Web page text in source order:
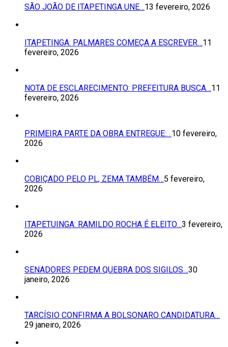
SÃO JOÃO DE ITAPETINGA UNE…13 fevereiro, 2026
ITAPETINGA: PALMARES COMEÇA A ESCREVER…11
fevereiro, 2026
NOTA DE ESCLARECIMENTO: PREFEITURA BUSCA…11
fevereiro, 2026
PRIMEIRA PARTE DA OBRA ENTREGUE:…10 fevereiro,
2026
COBIÇADO PELO PL, ZEMA TAMBÉM…5 fevereiro,
2026
ITAPETUINGA: RAMILDO ROCHA É ELEITO…3 fevereiro,
2026
SENADORES PEDEM QUEBRA DOS SIGILOS…30
janeiro, 2026
TARCÍSIO CONFIRMA A BOLSONARO CANDIDATURA…
29 janeiro, 2026